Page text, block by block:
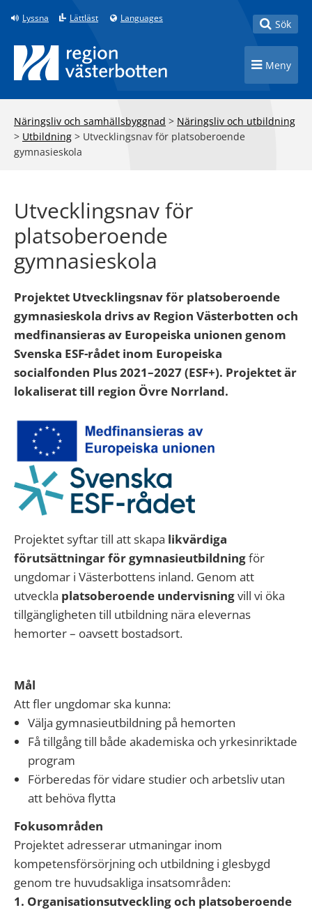
Till innehåll på sidan
Lyssna Lättläst Languages Toggle
Sök
Toggle
Meny
Näringsliv och samhällsbyggnad > Näringsliv och utbildning
> Utbildning > Utvecklingsnav för platsoberoende
gymnasieskola
Utvecklingsnav för
platsoberoende
gymnasieskola
Projektet Utvecklingsnav för platsoberoende
gymnasieskola drivs av Region Västerbotten och
medfinansieras av Europeiska unionen genom
Svenska ESF-rådet inom Europeiska
socialfonden Plus 2021–2027 (ESF+). Projektet är
lokaliserat till region Övre Norrland.
Projektet syftar till att skapa likvärdiga
förutsättningar för gymnasieutbildningför
ungdomar i Västerbottens inland. Genom att
utveckla platsoberoende undervisningvill vi öka
tillgängligheten till utbildning nära elevernas
hemorter – oavsett bostadsort.
Mål
Att fler ungdomar ska kunna:
Välja gymnasieutbildning på hemorten
Få tillgång till både akademiska och yrkesinriktade
program
Förberedas för vidare studier och arbetsliv utan
att behöva flytta
Fokusområden
Projektet adresserar utmaningar inom
kompetensförsörjning och utbildning i glesbygd
genom tre huvudsakliga insatsområden:
1. Organisationsutveckling och platsoberoende